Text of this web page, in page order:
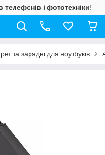
телефонів і фототехніки!
та зарядні для ноутбуків